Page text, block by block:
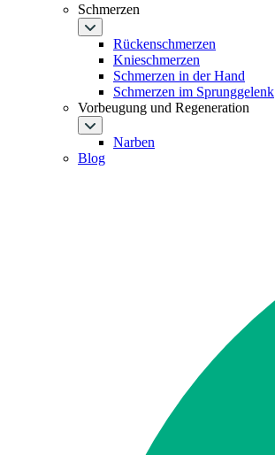
Schmerzen
Rückenschmerzen
Knieschmerzen
Schmerzen in der Hand
Schmerzen im Sprunggelenk
Vorbeugung und Regeneration
Narben
Blog